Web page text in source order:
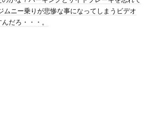
…ウクライナメディア！
が飛び交う。1週間ぶりの投...
ムニー乗りが悲惨な事になってしまうビデオ
だろ・・・。